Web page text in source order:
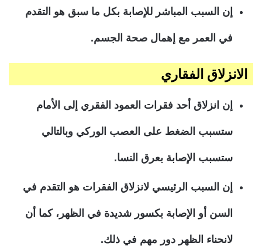
إن السبب المباشر للإصابة بكل ما سبق هو التقدم
في العمر مع إهمال صحة الجسم.
الانزلاق الفقاري
إن انزلاق أحد فقرات العمود الفقري إلى الأمام
ستسبب الضغط على العصب الوركي وبالتالي
ستسبب الإصابة بعرق النسا.
إن السبب الرئيسي لانزلاق الفقرات هو التقدم في
السن أو الإصابة بكسور شديدة في الظهر، كما أن
لانحناء الظهر دور مهم في ذلك.